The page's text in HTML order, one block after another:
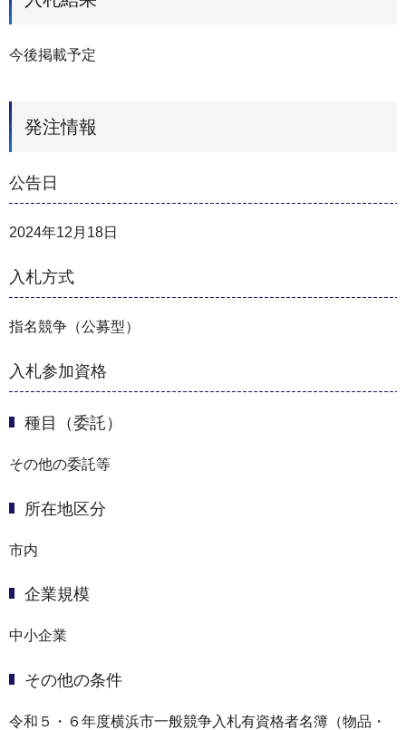
今後掲載予定
発注情報
公告日
2024年12月18日
入札方式
指名競争（公募型）
入札参加資格
種目（委託）
その他の委託等
所在地区分
市内
企業規模
中小企業
その他の条件
令和５・６年度横浜市一般競争入札有資格者名簿（物品・